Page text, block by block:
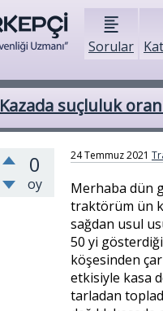
Sorular
Kazada suçluluk
0
oy
24 Temmuz 2021
Merhaba dün
traktörüm ün
sağdan usul
50 yi
köşesinden
etkisiyle kasa
tarladan